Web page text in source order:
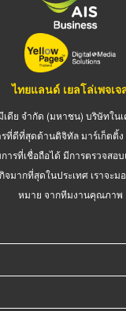
ไทยแลนด์ เยลโล่เพจเจ
ดีย จำกัด (มหาชน) บริษัทในเ
ที่ดีที่สุดด้านดิจิทัล มาร์เก็ตติ้ง
ารที่เชื่อถือได้ มีการตรวจสอ
มากที่สุดในประเทศ เราจะ
หมาย จากทีมงานคุณภาพ